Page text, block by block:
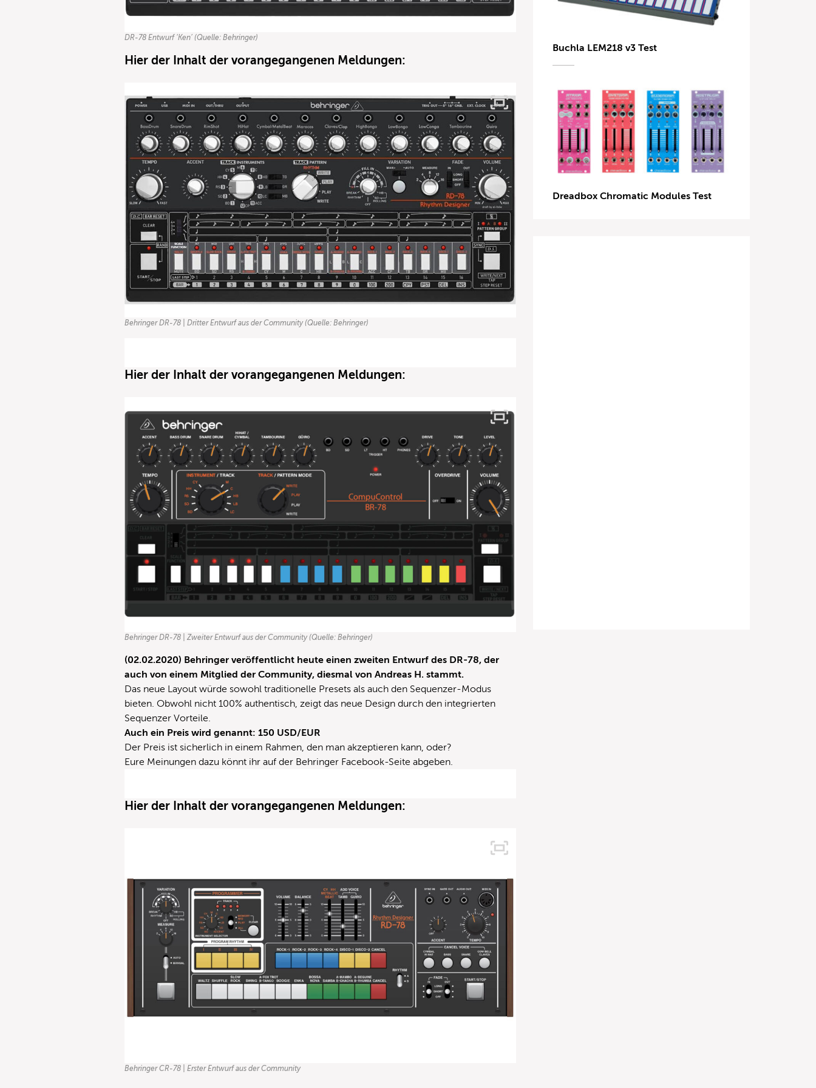
DR-78 Entwurf ‘Ken’ (Quelle: Behringer)
Hier der Inhalt der vorangegangenen Meldungen:
Behringer DR-78 | Dritter Entwurf aus der Community (Quelle: Behringer)
Hier der Inhalt der vorangegangenen Meldungen:
Behringer DR-78 | Zweiter Entwurf aus der Community (Quelle: Behringer)
(02.02.2020) Behringer veröffentlicht heute einen zweiten Entwurf des DR-78, der
auch von einem Mitglied der Community, diesmal von Andreas H. stammt.
Das neue Layout würde sowohl traditionelle Presets als auch den Sequenzer-Modus
bieten. Obwohl nicht 100% authentisch, zeigt das neue Design durch den integrierten
Sequenzer Vorteile.
Auch ein Preis wird genannt: 150 USD/EUR
Der Preis ist sicherlich in einem Rahmen, den man akzeptieren kann, oder?
Eure Meinungen dazu könnt ihr auf der Behringer Facebook-Seite abgeben.
Hier der Inhalt der vorangegangenen Meldungen:
Behringer CR-78 | Erster Entwurf aus der Community
Buchla LEM218 v3 Test
Dreadbox Chromatic Modules Test